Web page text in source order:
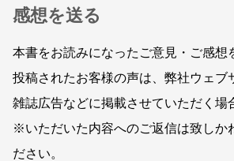
感想を送る
本書をお読みになったご意見・ご感想
投稿されたお客様の声は、弊社ウェブ
雑誌広告などに掲載させていただく場
※いただいた内容へのご返信は致しか
ださい。